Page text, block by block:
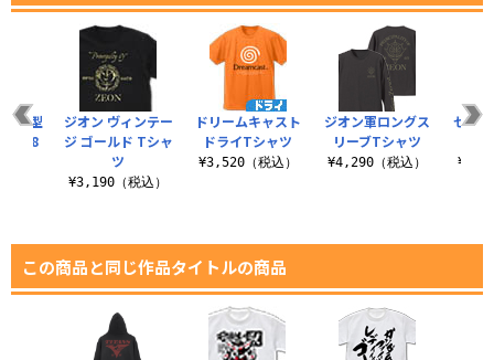
ドリームキャスト
ドライTシャツ
¥3,520（税込）
ジオン軍ロングス
リーブTシャツ
¥4,290（税込）
セガ
帳型
158
ジオン ヴィンテー
ジ ゴールド Tシャ
ツ
¥3,190（税込）
この商品と同じ作品タイトルの商品